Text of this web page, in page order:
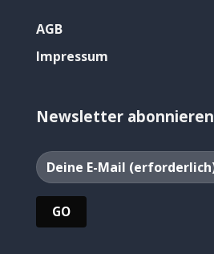
AGB
Impressum
Newsletter abonnieren